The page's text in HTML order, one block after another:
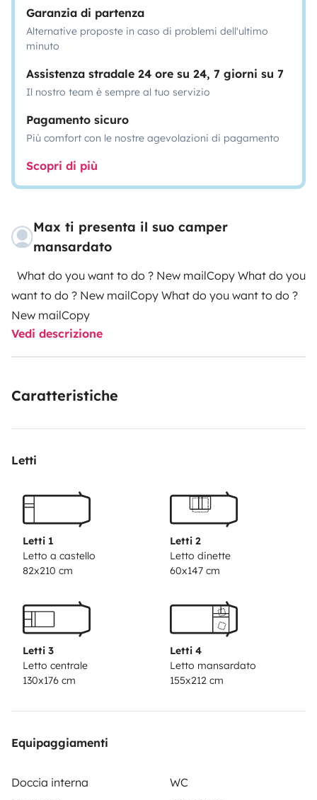
Garanzia di partenza
Alternative proposte in caso di problemi dell'ultimo
minuto
Assistenza stradale 24 ore su 24, 7 giorni su 7
Il nostro team è sempre al tuo servizio
Pagamento sicuro
Più comfort con le nostre agevolazioni di pagamento
Scopri di più
Max ti presenta il suo camper
mansardato
want to do ? New mailCopy What do you want to do ?
New mailCopy
Vedi descrizione
Caratteristiche
Letti
Letti 1
Letto a castello
82x210 cm
Letti 2
Letto dinette
60x147 cm
Letti 3
Letto centrale
130x176 cm
Letti 4
Letto mansardato
155x212 cm
Equipaggiamenti
Doccia interna
WC